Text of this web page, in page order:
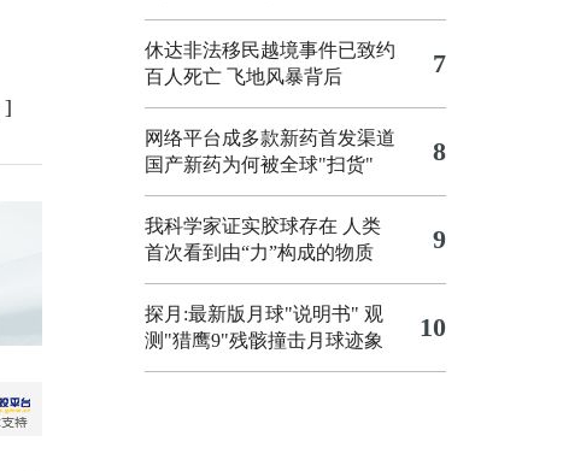
]
休达非法移民越境事件已致约
百人死亡 飞地风暴背后 7
网络平台成多款新药首发渠道
国产新药为何被全球"扫货"
8
我科学家证实胶球存在 人类
首次看到由“力”构成的物质
9
探月:最新版月球"说明书" 观
测"猎鹰9"残骸撞击月球迹象
10